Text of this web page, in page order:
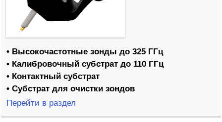
• Высокочастотные зонды до 325 ГГц
• Калибровочный субстрат до 110 ГГц
• Контактный субстрат
• Субстрат для очистки зондов
Перейти в раздел